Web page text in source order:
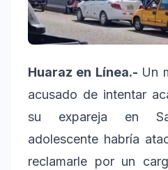
Huaraz en Línea.- Un
acusado de intentar
su expareja en
adolescente habría
reclamarle por un